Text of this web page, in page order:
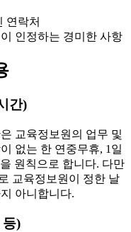
연락처
인정하는 경미한 사항
간)
교육정보원의 업무 및
없는 한 연중무휴, 1일
원칙으로 합니다. 다만
교육정보원이 정한 날
아니합니다.
등)